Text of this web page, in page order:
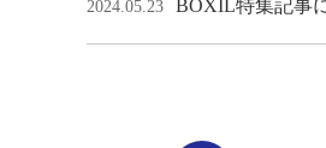
2024.05.23 BOXIL特集記事